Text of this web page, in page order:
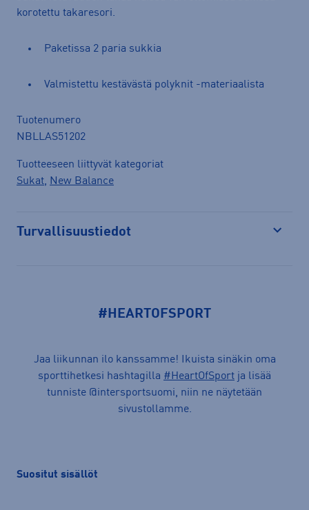
korotettu takaresori.
Paketissa 2 paria sukkia
Valmistettu kestävästä polyknit -materiaalista
Tuotenumero
NBLLAS51202
Tuotteeseen liittyvät kategoriat
Sukat, New Balance
Turvallisuustiedot
#HEARTOFSPORT
Jaa liikunnan ilo kanssamme! Ikuista sinäkin oma
sporttihetkesi hashtagilla #HeartOfSport ja lisää
tunniste @intersportsuomi, niin ne näytetään
sivustollamme.
Suositut sisällöt